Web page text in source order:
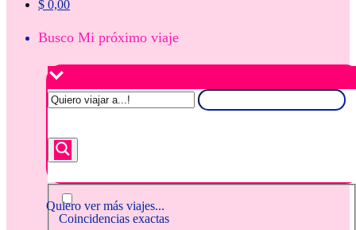
$ 0,00
Busco Mi próximo viaje
Quiero ver más viajes...
Coincidencias exactas